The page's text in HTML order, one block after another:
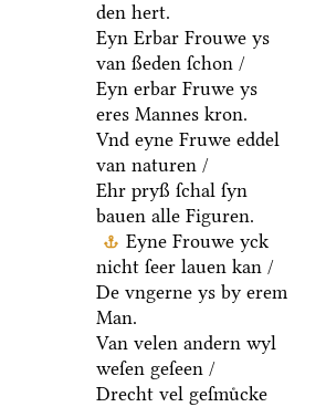
den hert.
Eyn Erbar Frouwe ys
van ßeden ſchon /
Eyn erbar Fruwe ys
eres Mannes kron.
Vnd eyne Fruwe eddel
van naturen /
Ehr pryß ſchal ſyn
bauen alle Figuren.
Eyne Frouwe yck
nicht ſeer lauen kan /
De vngerne ys by erem
Man.
Van velen andern wyl
weſen geſeen /
Drecht vel geſmuͤcke